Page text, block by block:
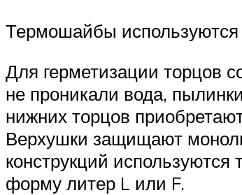
Термошайбы используются
Для герметизации торцов
не проникали вода,
нижних торцов
Верхушки защищают
конструкций
форму литер L или F.